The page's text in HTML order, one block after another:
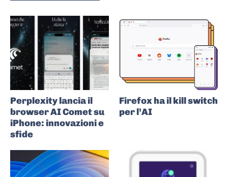
Perplexity lancia il
browser AI Comet su
iPhone: innovazioni e
sfide
Firefox ha il kill switch
per l’AI